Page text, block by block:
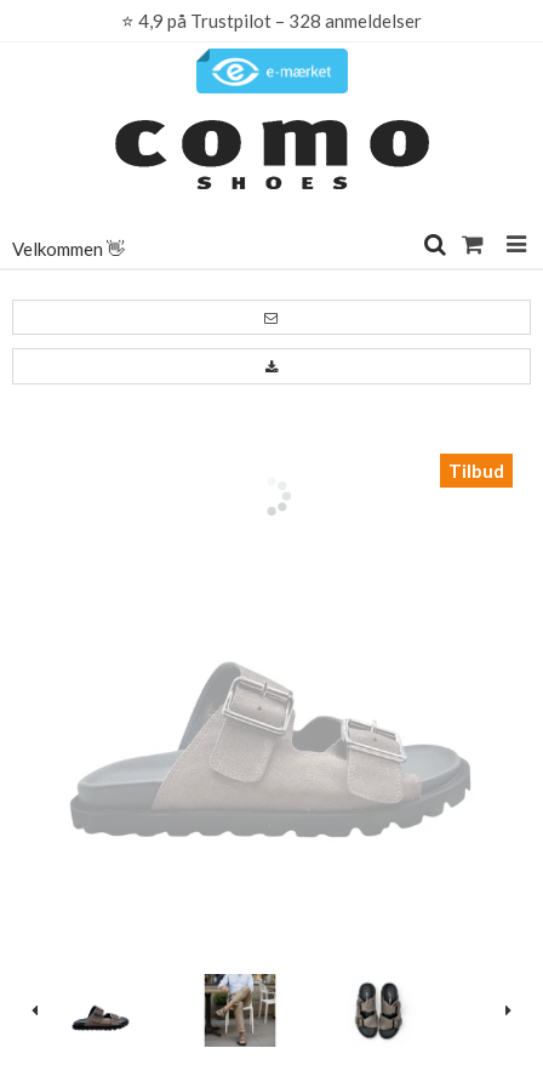
⭐ 4,9 på Trustpilot – 328 anmeldelser
Velkommen 👋
Tilbud